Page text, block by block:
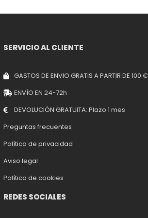
SERVICIO AL CLIENTE
GASTOS DE ENVIO GRATIS A PARTIR DE 100 €
ENVÍO EN 24-72h
DEVOLUCIÓN GRATUITA: Plazo 1 mes
Preguntas frecuentes
Política de privacidad
Aviso legal
Política de cookies
REDES SOCIALES